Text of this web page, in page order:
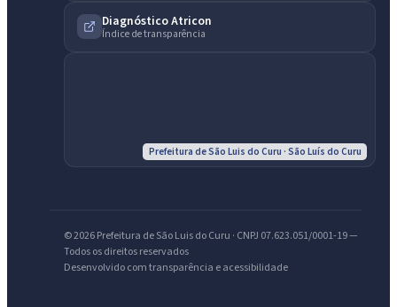
Diagnóstico Atricon
Índice de transparência
Prefeitura de São Luis do Curu · São Luís do Curu
© 2026 Prefeitura de São Luis do Curu · CNPJ 07.623.051/0001-19 —
Todos os direitos reservados
Desenvolvido com transparência e acessibilidade
IntGest AI
Assistente do Portal
Licitações abertas Carta de serviços Diário Oficial